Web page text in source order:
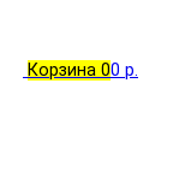
Корзина 00 р.